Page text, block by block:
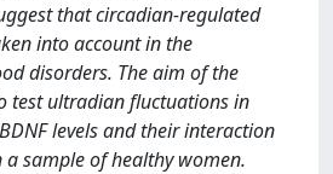
that circadian-regulated
into account in the
disorders. The aim of the
test ultradian fluctuations in
levels and their interaction
sample of healthy women.